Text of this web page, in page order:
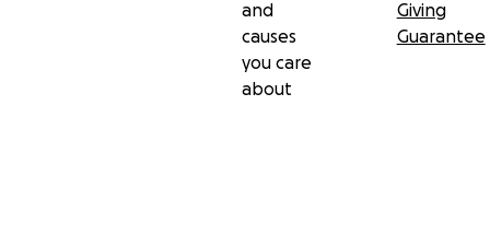
and
causes
you care
about
Giving
Guarantee